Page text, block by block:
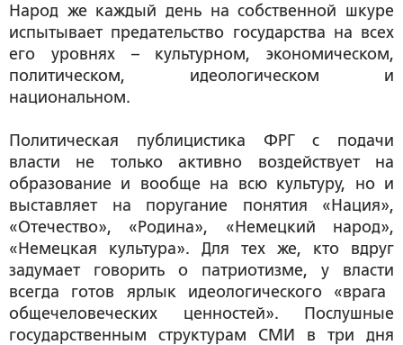
Народ же каждый день на собственной шкуре
испытывает предательство государства на всех
его уровнях – культурном, экономическом,
политическом, идеологическом и
национальном.
Политическая публицистика ФРГ с подачи
власти не только активно воздействует на
образование и вообще на всю культуру, но и
выставляет на поругание понятия «Нация»,
«Отечество», «Родина», «Немецкий народ»,
«Немецкая культура». Для тех же, кто вдруг
задумает говорить о патриотизме, у власти
всегда готов ярлык идеологического «врага
общечеловеческих ценностей». Послушные
государственным структурам СМИ в три дня